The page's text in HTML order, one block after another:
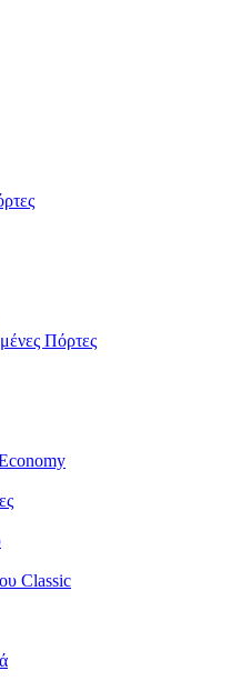
Πόρτες
Classic